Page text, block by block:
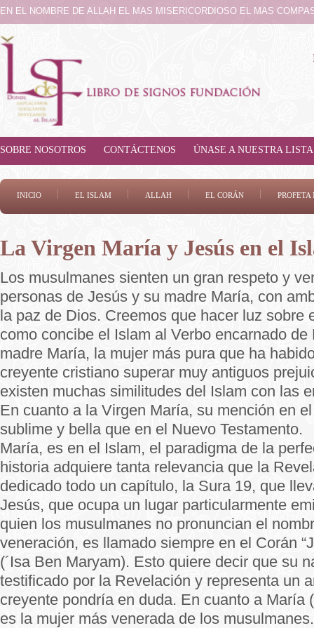
EN EL NOMBRE DE ALLAH EL MAS MISERICORDIOSO EL MAS
SOBRE NOSOTROS CONTÁCTENOS ÚNASE A NUESTRA
INICIO EL ISLAM ALLAH EL CORÁN
La Virgen María y Jesús en el
Los musulmanes sienten un gran respeto y
personas de Jesús y su madre María, con
la paz de Dios. Creemos que hacer luz sobre
como concibe el Islam al Verbo encarnado
madre María, la mujer más pura que ha
creyente cristiano superar muy antiguos
existen muchas similitudes del Islam con las
En cuanto a la Virgen María, su mención en
sublime y bella que en el Nuevo Testamento.
María, es en el Islam, el paradigma de la
historia adquiere tanta relevancia que la
dedicado todo un capítulo, la Sura 19, que
Jesús, que ocupa un lugar particularmente
quien los musulmanes no pronuncian el
veneración, es llamado siempre en el Corán
(´Isa Ben Maryam). Esto quiere decir que su
testificado por la Revelación y representa un
creyente pondría en duda. En cuanto a María
es la mujer más venerada de los